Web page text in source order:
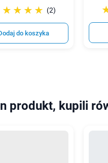
(2)
do koszyka
produkt, kupili